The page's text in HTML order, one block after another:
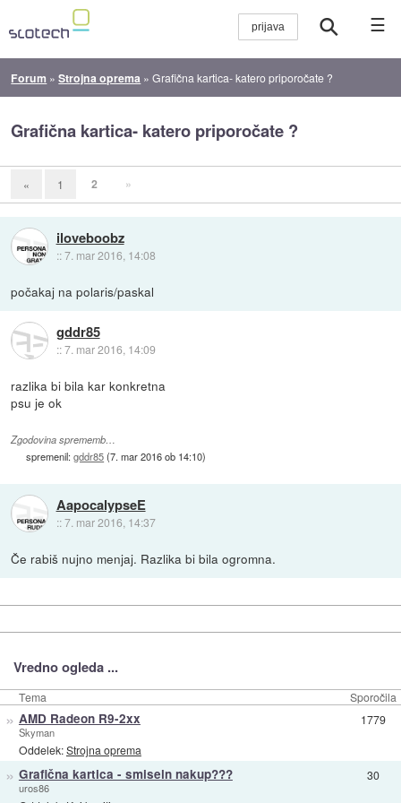
☰
Forum »Strojna oprema »Grafična kartica- katero priporočate ?
Grafična kartica- katero priporočate ?
« 1 2 »
iloveboobz
::7. mar 2016, 14:08
počakaj na polaris/paskal
gddr85
::7. mar 2016, 14:09
razlika bi bila kar konkretna
psu je ok
Zgodovina sprememb…
spremenil:gddr85(7. mar 2016 ob 14:10)
AapocalypseE
::7. mar 2016, 14:37
Če rabiš nujno menjaj. Razlika bi bila ogromna.
Vredno ogleda ...
Tema Sporočila
» AMD Radeon R9-2xx
Skyman
Oddelek:Strojna oprema
1779
» Grafična kartica - smiseln nakup???
uros86
30